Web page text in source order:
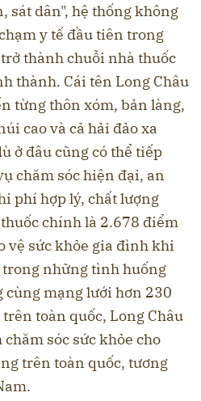
sát dân", hệ thống không
y tế đầu tiên trong
thành chuỗi nhà thuốc
thành. Cái tên Long Châu
từng thôn xóm, bản làng,
cao và cả hải đảo xa
ở đâu cũng có thể tiếp
chăm sóc hiện đại, an
phí hợp lý, chất lượng
chính là 2.678 điểm
vệ sức khỏe gia đình khi
những tình huống
cùng mạng lưới hơn 230
toàn quốc, Long Châu
sóc sức khỏe cho
trên toàn quốc, tương